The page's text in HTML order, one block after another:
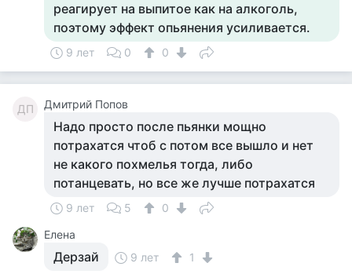
реагирует на выпитое как на алкоголь,
поэтому эффект опьянения усиливается.
9 лет 0 0
ДП Дмитрий Попов
Надо просто после пьянки мощно
потрахатся чтоб с потом все вышло и нет
не какого похмелья тогда, либо
потанцевать, но все же лучше потрахатся
9 лет 5
0
Елена
Дерзай 9 лет 1